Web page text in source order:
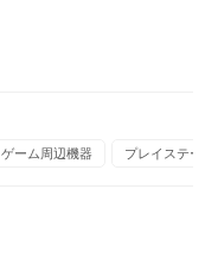
ゲーム周辺機器 プレイステ